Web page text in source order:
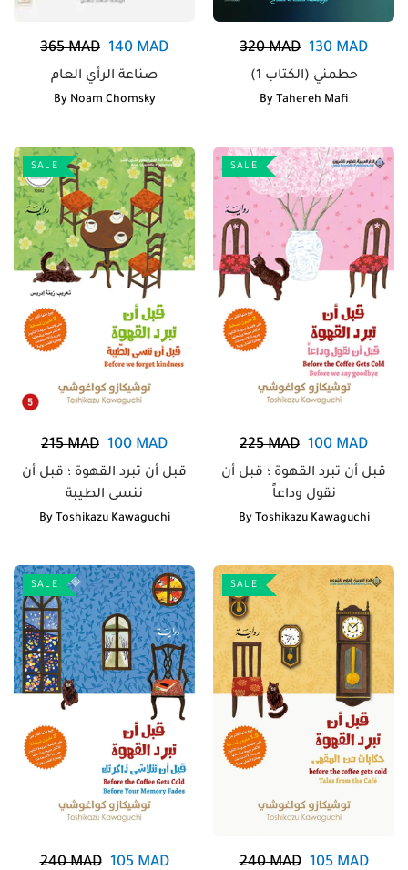
365MAD 140 MAD
صناعة الرأي العام
By Noam Chomsky
320MAD 130 MAD
حطمني (الكتاب 1)
By Tahereh Mafi
SALE
215MAD 100 MAD
قبل أن تبرد القهوة ؛ قبل أن
ننسى الطيبة
By Toshikazu Kawaguchi
SALE
225MAD 100 MAD
قبل أن تبرد القهوة ؛ قبل أن
نقول وداعاً
By Toshikazu Kawaguchi
SALE
240MAD 105MAD
SALE
240MAD 105MAD